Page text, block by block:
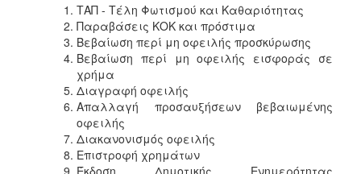
ΤΑΠ - Τέλη Φωτισμού και Καθαριότητας
Παραβάσεις ΚΟΚ και πρόστιμα
Βεβαίωση περί μη οφειλής προσκύρωσης
Βεβαίωση περί μη οφειλής εισφοράς σε
χρήμα
Διαγραφή οφειλής
Απαλλαγή προσαυξήσεων βεβαιωμένης
οφειλής
Διακανονισμός οφειλής
Επιστροφή χρημάτων
Έκδοση Δημοτικής Ενημερότητας